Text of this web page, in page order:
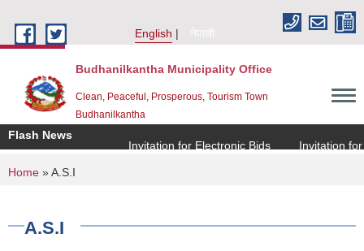
English
नेपाली
Budhanilkantha Municipality Office
Clean, Peaceful, Prosperous, Tourism Town
Budhanilkantha
Flash News
Invitation for Electronic Bids
Invitation for
You are here
Home » A.S.I
A.S.I